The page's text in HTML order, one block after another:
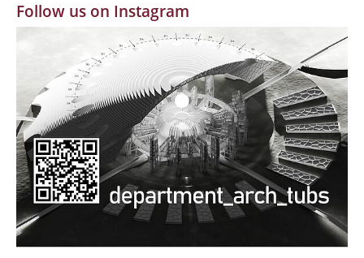
MBW | Modellbauwerkstatt
Alumni | cloud club
Dokumente und Downloads
Follow us on Instagram